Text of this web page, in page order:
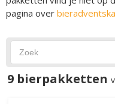
pagina over
9 bierpakketten